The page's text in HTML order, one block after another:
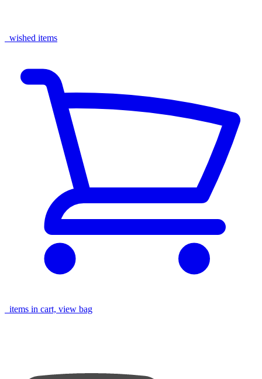
wished items
items in cart, view bag